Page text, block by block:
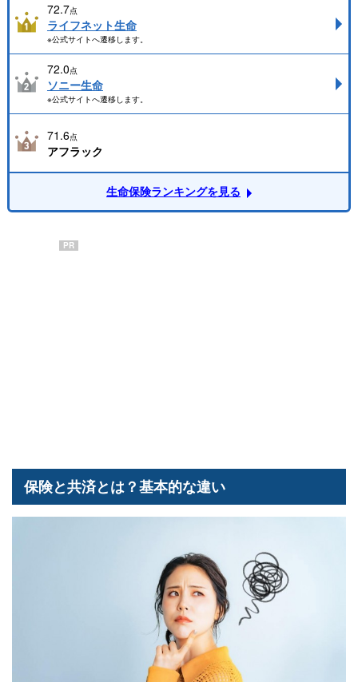
72.7点
ライフネット生命
※公式サイトへ遷移します。
72.0点
ソニー生命
※公式サイトへ遷移します。
71.6点
アフラック
生命保険ランキングを見る
PR
保険と共済とは？基本的な違い